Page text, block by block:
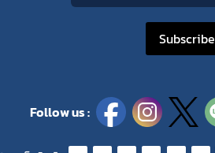
Subscribe
Follow us :